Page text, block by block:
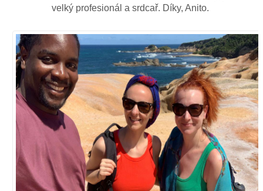
velký profesionál a srdcař. Díky, Anito.